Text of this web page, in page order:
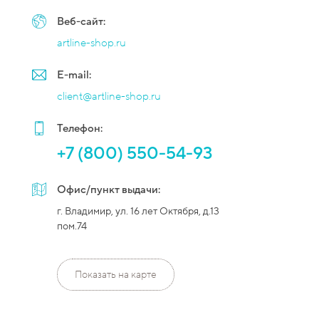
Веб-сайт:
artline-shop.ru
E-mail:
client@artline-shop.ru
Телефон:
+7 (800) 550-54-93
Офис/пункт выдачи:
г. Владимир, ул. 16 лет Октября, д.13
пом.74
Показать на карте